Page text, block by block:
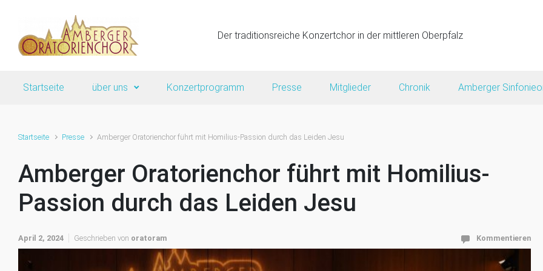
Der traditionsreiche Konzertchor in der mittleren Oberpfalz
Startseite über uns Konzertprogramm Presse Mitglieder Chronik Amberger
Startseite Presse Amberger Oratorienchor führt mit Homilius-Passion durch das Leiden Jesu
Amberger Oratorienchor führt mit Homilius-
Passion durch das Leiden Jesu
April 2, 2024 Geschrieben von oratoram Kommentieren